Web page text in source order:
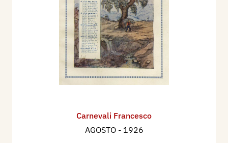
Carnevali Francesco
AGOSTO - 1926